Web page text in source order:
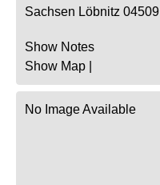
Sachsen Löbnitz 04509
Show Notes
Show Map
No Image Available